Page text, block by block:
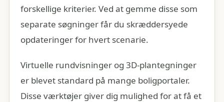
forskellige kriterier. Ved at gemme disse som
separate søgninger får du skræddersyede
opdateringer for hvert scenarie.
Virtuelle rundvisninger og 3D-plantegninger
er blevet standard på mange boligportaler.
Disse værktøjer giver dig mulighed for at få et